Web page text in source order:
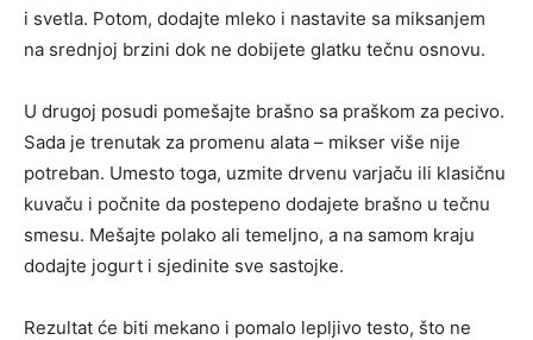
i svetla. Potom, dodajte mleko i nastavite sa miksanjem
na srednjoj brzini dok ne dobijete glatku tečnu osnovu.
U drugoj posudi pomešajte brašno sa praškom za pecivo.
Sada je trenutak za promenu alata – mikser više nije
potreban. Umesto toga, uzmite drvenu varjaču ili klasičnu
kuvaču i počnite da postepeno dodajete brašno u tečnu
smesu. Mešajte polako ali temeljno, a na samom kraju
dodajte jogurt i sjedinite sve sastojke.
Rezultat će biti mekano i pomalo lepljivo testo, što ne